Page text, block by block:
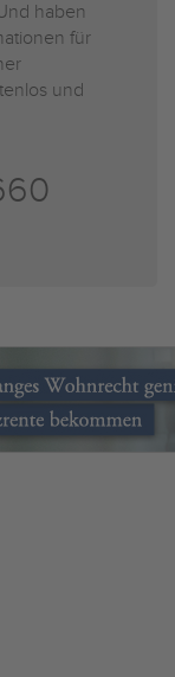
haben
für
und